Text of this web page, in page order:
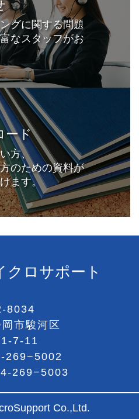
グに関する問題
なスタッフがお
ード
方、
のための資料が
ます。
クロサポート
8034
市駿河区
7-11
269−5002
269−5003
Co.,Ltd.